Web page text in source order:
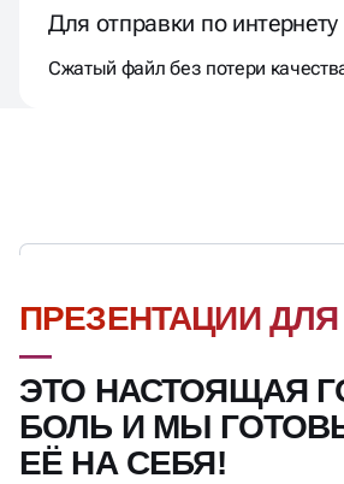
Для отправки по интернету
Сжатый файл без потери
ПРЕЗЕНТАЦИИ
—
ЭТО НАСТОЯЩАЯ
БОЛЬ И МЫ
ЕЁ НА СЕБЯ!